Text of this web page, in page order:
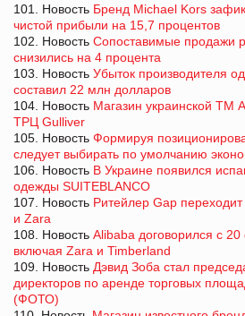
101. Новость Бренд Michael Kors
чистой прибыли на 15,7 процентов
102. Новость Сопоставимые продажи
снизились на 4 процента
103. Новость Убыток производителя
составил 22 млн долларов
104. Новость Магазин украинской ТМ
ТРЦ Gulliver
105. Новость Формируя
следует выбирать по умолчанию
106. Новость В Украине появился
одежды SUITEBLANCO
107. Новость Ритейлер Gap
и Zara
108. Новость Alibaba договорился с
включая Zara и Timberland
109. Новость Дэвид Зоба стал
директоров по аренде торговых
(ФОТО)